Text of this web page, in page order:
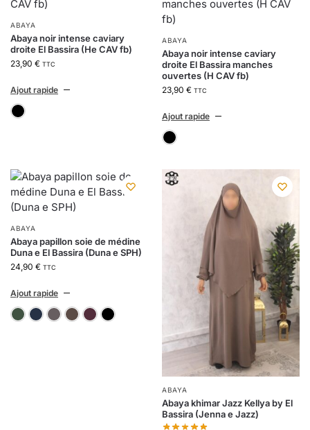
ABAYA
Abaya noir intense caviary
droite El Bassira (He CAV fb)
23,90 € TTC
Ajout rapide
ABAYA
Abaya noir intense caviary
droite El Bassira manches
ouvertes (H CAV fb)
23,90 € TTC
Ajout rapide
ABAYA
Abaya papillon soie de médine
Duna e El Bassira (Duna e SPH)
24,90 € TTC
Ajout rapide
black forest 19-0315 (vert)
black iris 19-3921 (bleu marine foncé)
chestnut 19-1118 (marron clair)
ABAYA
Abaya khimar Jazz Kellya by El
Bassira (Jenna e Jazz)